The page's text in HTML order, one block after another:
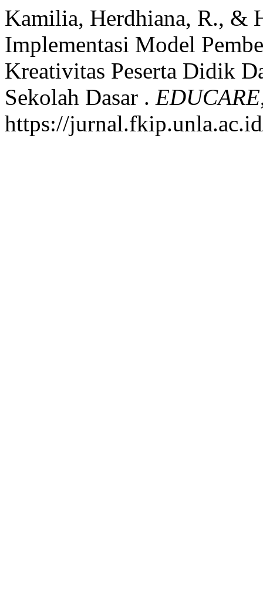
Kamilia, Herdhiana, R., &
Implementasi Model
Kreativitas Peserta Didik
Sekolah Dasar . EDUCARE
https://